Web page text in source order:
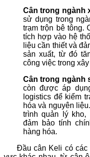
Cân trong ngành
sử dụng trong
trạm trộn bê tông.
tích hợp vào hệ
liệu cần thiết và
sản xuất, từ đó
công việc trong
Cân trong ngành
còn được áp
logistics để kiểm
hóa và nguyên
trình quản lý
đảm bảo tính
hàng hóa.
Đầu cân Keli có các